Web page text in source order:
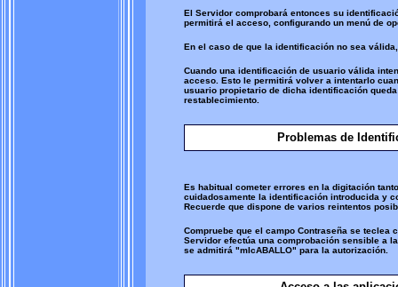
El Servidor comprobará entonces su
permitirá el acceso, configurando un menú de
En el caso de que la identificación no sea
Cuando una identificación de usuario válida
acceso. Esto le permitirá volver a intentarlo
usuario propietario de dicha identificación
restablecimiento.
Problemas de
Es habitual cometer errores en la digitación
cuidadosamente la identificación introducida y
Recuerde que dispone de varios reintentos
Compruebe que el campo Contraseña se teclea
Servidor efectúa una comprobación sensible a
se admitirá "mIcABALLO" para la autorización.